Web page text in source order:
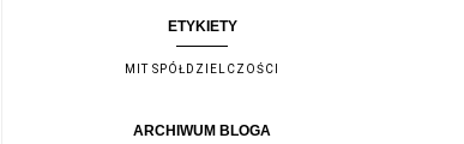
ETYKIETY
MIT SPÓŁDZIELCZOŚCI
ARCHIWUM BLOGA